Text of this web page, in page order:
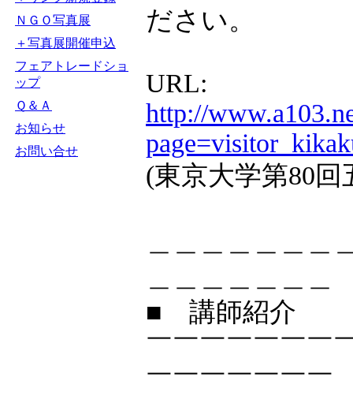
ＮＧＯ写真展
＋写真展開催申込
フェアトレードショ
ップ
Ｑ＆Ａ
お知らせ
お問い合せ
ださい。
URL:
http://
(東京大学第80回
■ 講師紹介
￣￣￣￣￣￣￣
￣￣￣￣￣￣￣